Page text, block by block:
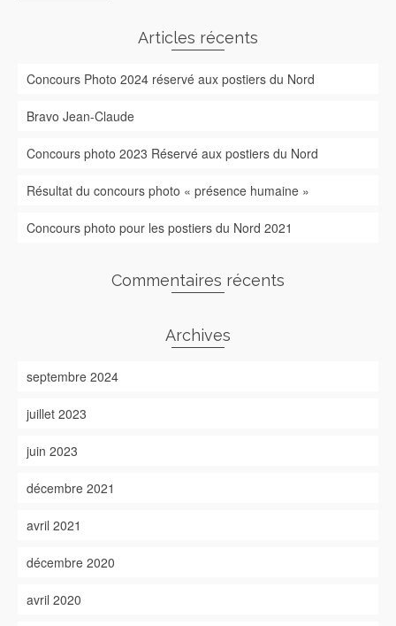
Articles récents
Concours Photo 2024 réservé aux postiers du Nord
Bravo Jean-Claude
Concours photo 2023 Réservé aux postiers du Nord
Résultat du concours photo « présence humaine »
Concours photo pour les postiers du Nord 2021
Commentaires récents
Archives
septembre 2024
juillet 2023
juin 2023
décembre 2021
avril 2021
décembre 2020
avril 2020